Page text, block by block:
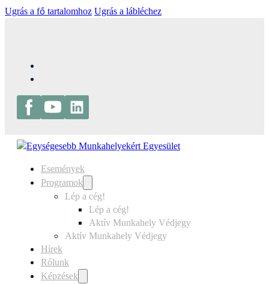
Ugrás a fő tartalomhozUgrás a lábléchez
Események
Programok
Lép a cég!
Lép a cég!
Aktív Munkahely Védjegy
Aktív Munkahely Védjegy
Hírek
Rólunk
Képzések